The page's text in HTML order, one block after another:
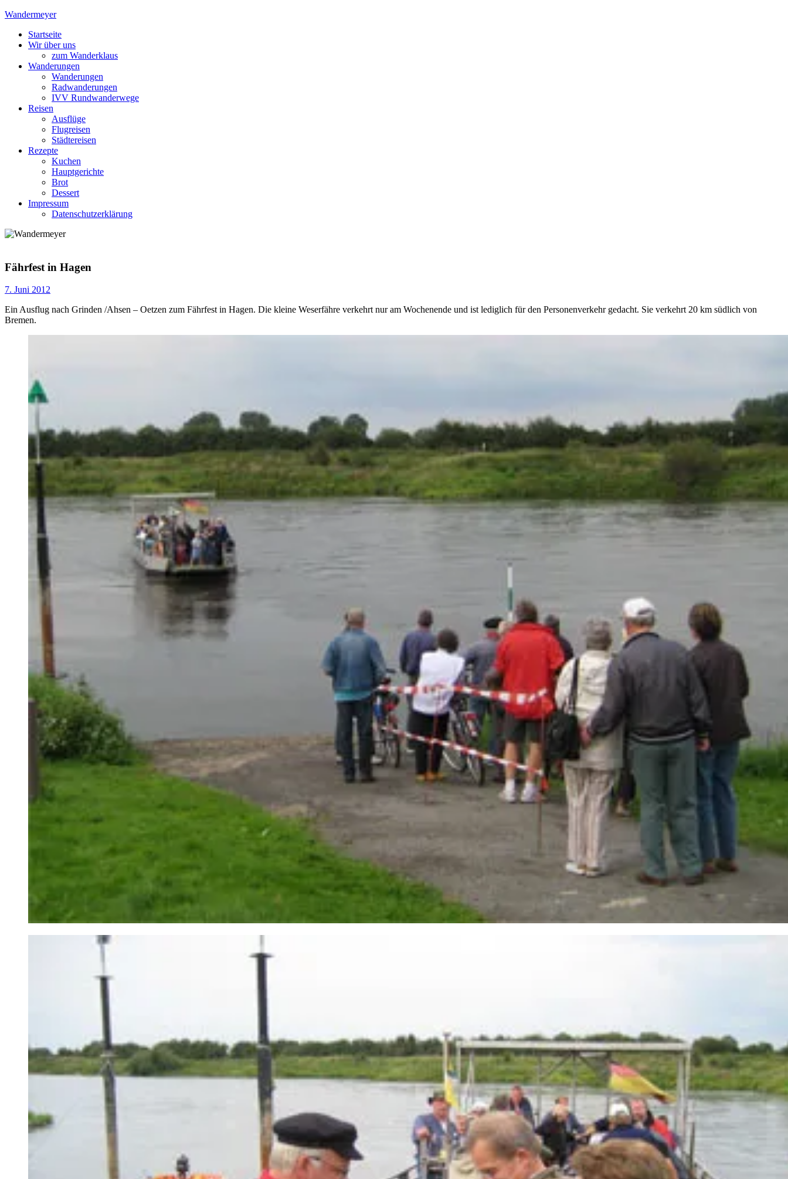
Skip
content
Wandermeyer
Das Wandern ist des Meyers Lust
Startseite
Wir über uns
zum Wanderklaus
Wanderungen
Wanderungen
Radwanderungen
IVV Rundwanderwege
Reisen
Ausflüge
Flugreisen
Städtereisen
Rezepte
Kuchen
Hauptgerichte
Brot
Dessert
Impressum
Datenschutzerklärung
Fährfest in Hagen
7. Juni 2012
Ein Ausflug nach Grinden /Ahsen – Oetzen zum Fährfest in Hagen. Die kleine Weserfähre verkehrt nur am Wochenende und ist lediglich für den Personenverkehr gedacht. Sie verkehrt 20 km südlich von
Bremen.